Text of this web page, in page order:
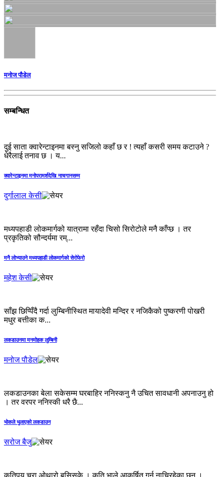
मनोज पौडेल
सम्बन्धित
दुई साता क्वारेन्टाइनमा बस्नु सजिलो कहाँ छ र ! त्यहाँ कसरी समय कटाउने ?
धेरैलाई तनाव छ । य...
क्‍वारेन्टाइनमा मनोपरामर्शदेखि नाचगानसम्म
दुर्गालाल केसी
मध्यपहाडी लोकमार्गको यात्रामा रहँदा चिसो सिरोटोले मनै काँप्छ । तर
प्रकृतिको सौन्दर्यमा रम्...
मनै लोभ्याउने मध्यपहाडी लोकमार्गको सेरोफेरो
महेश केसी
साँझ छिप्पिँदै गर्दा लुम्बिनीस्थित मायादेवी मन्दिर र नजिकैको पुष्करणी पोखरी
मधुर बत्तीका क...
लकडाउनमा मनमोहक लुम्बिनी
मनोज पौडेल
लकडाउनका बेला सकेसम्म घरबाहिर ननिस्कनु नै उचित सावधानी अपनाउनु हो
। तर वरपर ननिस्की धरै छै...
भोकले भुलाएको लकडाउन
सरोज बैजु
कतिपय चरा ओथारो बसिसके । कति भाले आकर्षित गर्न नाचिरहेका छन् ।